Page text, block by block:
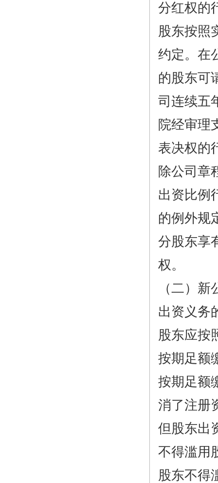
分红权的
股东按照
约定。在
的股东可
司连续五
院经审理
表决权的
除公司章
出资比例
的例外规
分股东享
权。
（二）
出资义务
股东应按
按期足额
按期足额
消了注册
但股东出
不得滥用
股东不得